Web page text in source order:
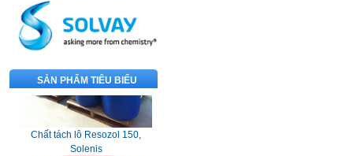
SẢN PHẨM TIÊU BIỂU
Chất tách lô Resozol 150,
Solenis
Chi tiết Mua hàng